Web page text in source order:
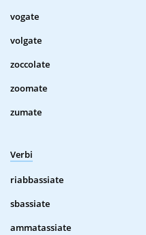
vogate
volgate
zoccolate
zoomate
zumate
Verbi
riabbassiate
sbassiate
ammatassiate